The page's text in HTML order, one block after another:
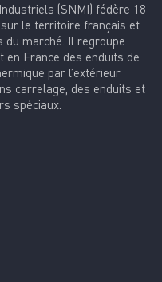
(SNMI) fédère 18
le territoire français et
marché. Il regroupe
en France des enduits de
par l’extérieur
carrelage, des enduits et
spéciaux.